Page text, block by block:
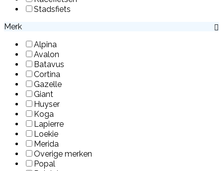
Stadsfiets
Merk
Alpina
Avalon
Batavus
Cortina
Gazelle
Giant
Huyser
Koga
Lapierre
Loekie
Merida
Overige merken
Popal